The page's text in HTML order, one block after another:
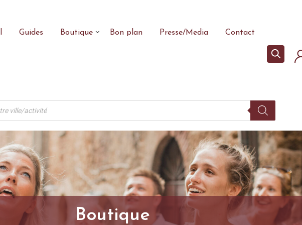
Guides Boutique Bon plan Presse/Media Contact
Boutique